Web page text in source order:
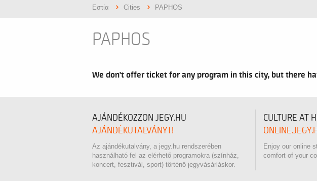
Εστία Cities PAPHOS
PAPHOS
We don't offer ticket for any program in this city, but there
AJÁNDÉKOZZON JEGY.HU
AJÁNDÉKUTALVÁNYT!
Az ajándékutalvány, a jegy.hu rendszerében
használható fel az elérhető programokra (színház,
koncert, fesztivál, sport) történő jegyvásárláskor.
CULTURE AT
Enjoy our online
comfort of your